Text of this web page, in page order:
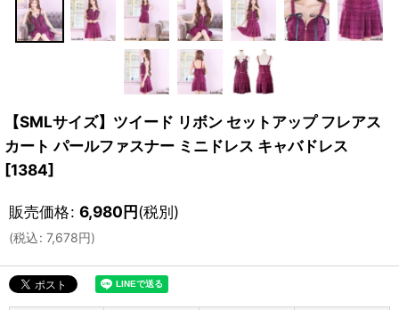
【SMLサイズ】ツイード リボン セットアップ フレアス
カート パールファスナー ミニドレス キャバドレス
[1384]
販売価格: 6,980円(税別)
(税込: 7,678円)